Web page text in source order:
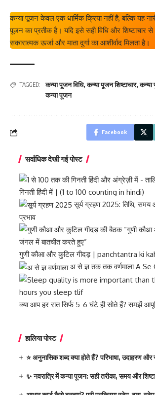
कन्या पूजन केवल एक धार्मिक क्रिया नहीं है, बल्कि यह
पूजन का प्रतीक है। यदि इसे सही विधि और शिष्टाचार से
सकारात्मक ऊर्जा और माता दुर्गा का आशीर्वाद मिलता है।
TAGGED: कन्या पूजन विधि,कन्या पूजन शिष्टाचार,
कन्या पूजन
Facebook
सर्वाधिक देखी गई पोस्ट
गिनती हिंदी में | (1 to 100 counting in hindi)
सूर्य ग्रहण 2025: तिथि, समय
प्रभाव
गुणी कौआ और कुटिल गीदड़ | panchtantra ki
अ से ज्ञ तक तक वर्णमाला A
क्या आप हर रात सिर्फ 5-6 घंटे ही सोते हैं? समझें
हालिया पोस्ट
⭐ अनुनासिक शब्द क्या होते हैं? परिभाषा, उदाहरण और
✨ नवरात्रि में कन्या पूजन: सही तरीका, समय और